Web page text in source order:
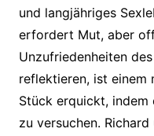
und langjähriges
erfordert Mut, aber
Unzufriedenheiten
reflektieren, ist einem
Stück erquickt, indem
zu versuchen.